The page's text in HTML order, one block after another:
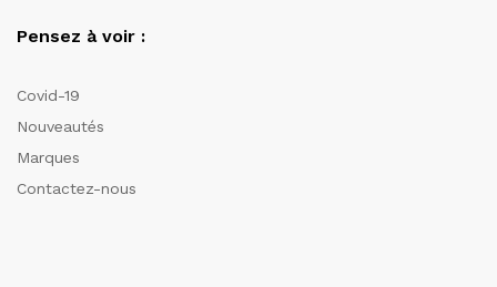
Pensez à voir :
Covid-19
Nouveautés
Marques
Contactez-nous